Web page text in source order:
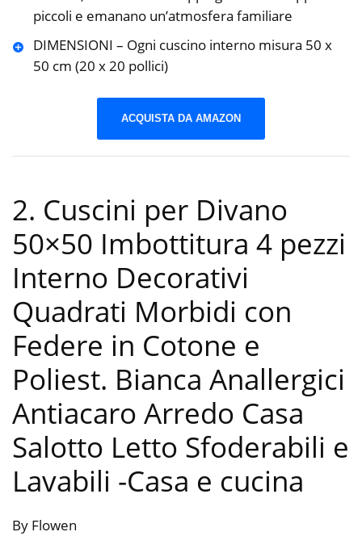
piccoli e emanano un’atmosfera familiare
DIMENSIONI – Ogni cuscino interno misura 50 x
50 cm (20 x 20 pollici)
ACQUISTA DA AMAZON
2. Cuscini per Divano
50×50 Imbottitura 4 pezzi
Interno Decorativi
Quadrati Morbidi con
Federe in Cotone e
Poliest. Bianca Anallergici
Antiacaro Arredo Casa
Salotto Letto Sfoderabili e
Lavabili -Casa e cucina
By Flowen